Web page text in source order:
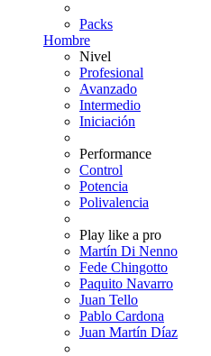
Packs
Hombre
Nivel
Profesional
Avanzado
Intermedio
Iniciación
Performance
Control
Potencia
Polivalencia
Play like a pro
Martín Di Nenno
Fede Chingotto
Paquito Navarro
Juan Tello
Pablo Cardona
Juan Martín Díaz